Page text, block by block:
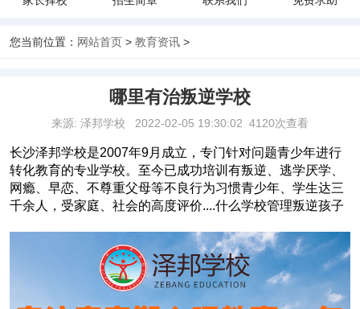
您当前位置： 网站首页 > 教育资讯 >
哪里有治叛逆学校
来源: 泽邦学校 2022-02-05 19:30:02 4120次查看
长沙泽邦学校是2007年9月成立，专门针对问题青少年进行
转化教育的专业学校。至今已成功培训有叛逆、逃学厌学、
网瘾、早恋、不尊重父母等不良行为习惯青少年、学生达三
千余人，受家庭、社会的高度评价....什么学校管理叛逆孩子